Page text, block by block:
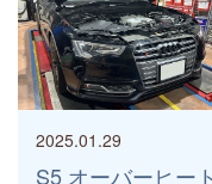
S5 オーバーヒート
2025.01.29